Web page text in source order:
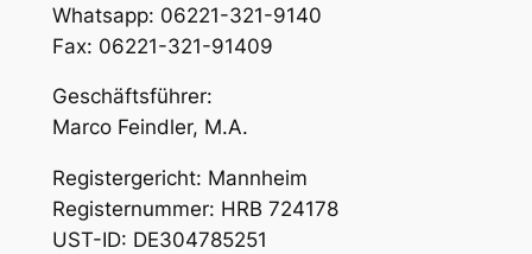
Whatsapp: 06221-321-9140
Fax: 06221-321-91409
Geschäftsführer:
Marco Feindler, M.A.
Registergericht: Mannheim
Registernummer: HRB 724178
UST-ID: DE304785251